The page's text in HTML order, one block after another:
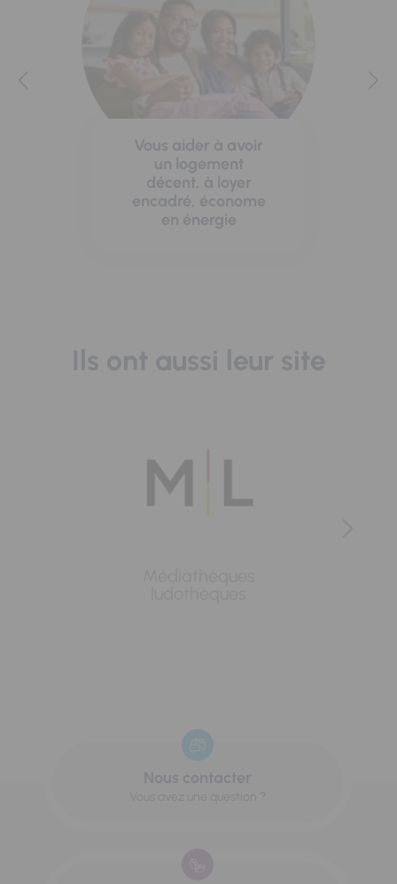
Vous aider à avoir
un logement
décent, à loyer
encadré, économe
en énergie
Ils ont aussi leur site